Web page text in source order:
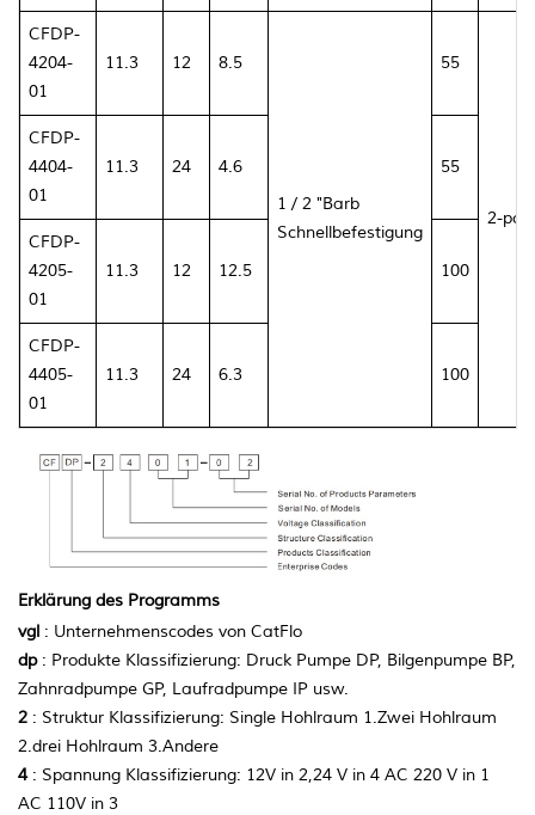
CFDP-
4204-
01
11.3 12 8.5
1 / 2 "Barb
Schnellbefestigung
55
2-
CFDP-
4404-
01
11.3 24 4.6 55
CFDP-
4205-
01
11.3 12 12.5 100
CFDP-
4405-
01
11.3 24 6.3 100
Erklärung des Programms
vgl : Unternehmenscodes von CatFlo
dp: Produkte Klassifizierung: Druck Pumpe DP, Bilgenpumpe BP,
Zahnradpumpe GP, Laufradpumpe IP usw.
2 : Struktur Klassifizierung: Single Hohlraum 1.Zwei Hohlraum
2.drei Hohlraum 3.Andere
4: Spannung Klassifizierung: 12V in 2,24 V in 4 AC 220 V in 1
AC 110V in 3